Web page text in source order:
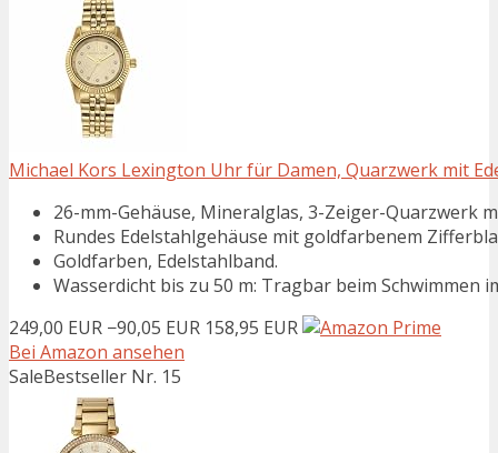
Michael Kors Lexington Uhr für Damen, Quarzwerk mit
26-mm-Gehäuse, Mineralglas, 3-Zeiger-Quarzwerk
Rundes Edelstahlgehäuse mit goldfarbenem
Goldfarben, Edelstahlband.
Wasserdicht bis zu 50 m: Tragbar beim Schwimmen
249,00 EUR −90,05 EUR 158,95 EUR
Bei Amazon ansehen
SaleBestseller Nr. 15